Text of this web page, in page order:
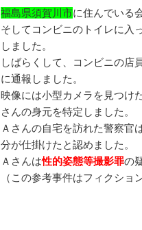
福島県須賀川市に住んでいる
そしてコンビニのトイレに入
しました。
しばらくして、コンビニの店
に通報しました。
映像には小型カメラを見つけ
さんの身元を特定しました。
Ａさんの自宅を訪れた警察官
分が仕掛けたと認めました。
Ａさんは性的姿態等撮影罪の
（この参考事件はフィクショ